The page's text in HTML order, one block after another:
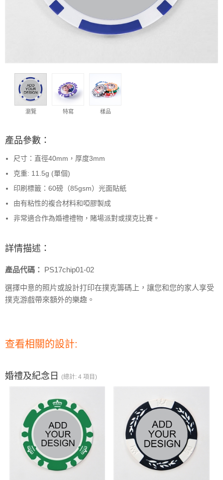
瀏覽 特寫 樣品
產品參數：
尺寸：直徑40mm，厚度3mm
克重: 11.5g (單個)
印刷標籤：60磅（85gsm）光面貼紙
由有粘性的複合材料和啞膠製成
非常適合作為婚禮禮物，賭場派對或撲克比賽。
詳情描述：
產品代碼： PS17chip01-02
選擇中意的照片或設計打印在撲克籌碼上，讓您和您的家人享受
撲克游戲帶來額外的樂趣。
查看相關的設計:
婚禮及紀念日 (總計: 4 項目)